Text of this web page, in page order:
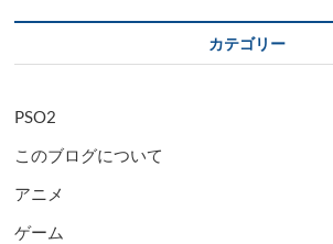
カテゴリー
PSO2
このブログについて
アニメ
ゲーム